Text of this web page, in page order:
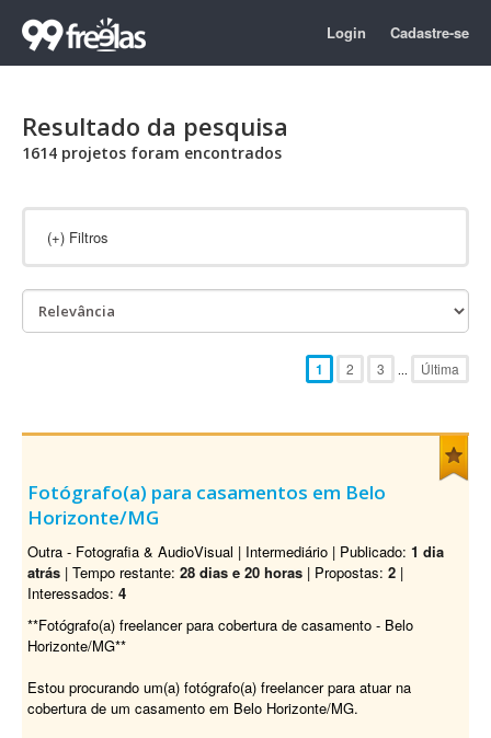
Login Cadastre-se
Resultado da pesquisa
1614 projetos foram encontrados
(+) Filtros
1 2 3 ... Última
Fotógrafo(a) para casamentos em Belo
Horizonte/MG
Outra - Fotografia & AudioVisual | Intermediário | Publicado: 1 dia
atrás | Tempo restante: 28 dias e 20 horas | Propostas: 2 |
Interessados: 4
**Fotógrafo(a) freelancer para cobertura de casamento - Belo
Horizonte/MG**
Estou procurando um(a) fotógrafo(a) freelancer para atuar na
cobertura de um casamento em Belo Horizonte/MG.